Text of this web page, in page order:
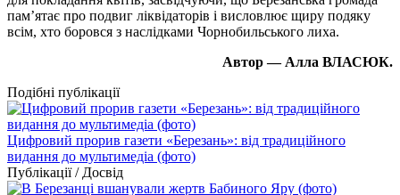
пам’ятає про подвиг ліквідаторів і висловлює щиру подяку
всім, хто боровся з наслідками Чорнобильського лиха.
Автор — Алла ВЛАСЮК.
Подібні публікації
Цифровий прорив газети «Березань»: від традиційного
видання до мультимедіа (фото)
Публікації / Досвід